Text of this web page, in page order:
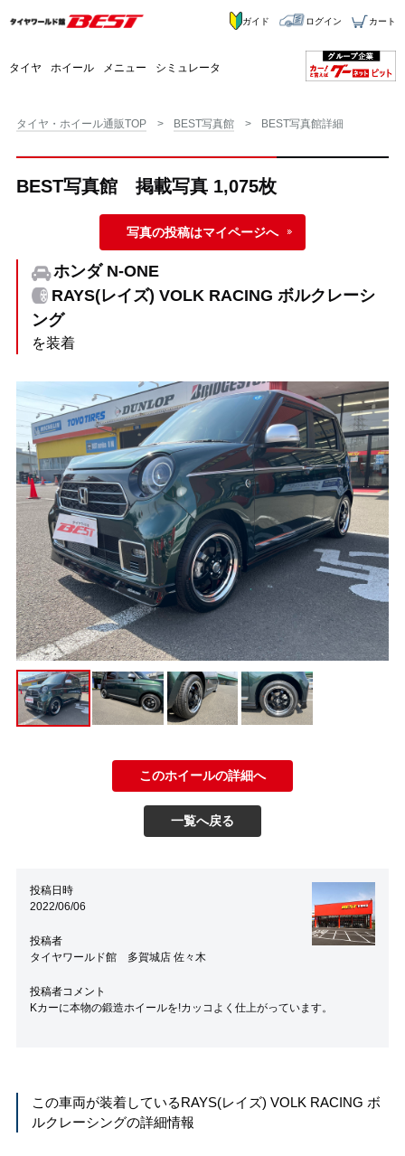
タイヤ ホイール メニュー シミュレータ
ガイド ログイン カート
タイヤ・ホイール通販TOP BEST写真館 BEST写真館詳細
BEST写真館 掲載写真 1,075枚
写真の投稿はマイページへ
ホンダ N-ONE
RAYS(レイズ) VOLK RACING ボルクレーシ
ング
を装着
このホイールの詳細へ
一覧へ戻る
投稿日時
2022/06/06
投稿者
タイヤワールド館 多賀城店 佐々木
投稿者コメント
Kカーに本物の鍛造ホイールを!カッコよく仕上がっています。
この車両が装着しているRAYS(レイズ) VOLK RACING ボ
ルクレーシングの詳細情報